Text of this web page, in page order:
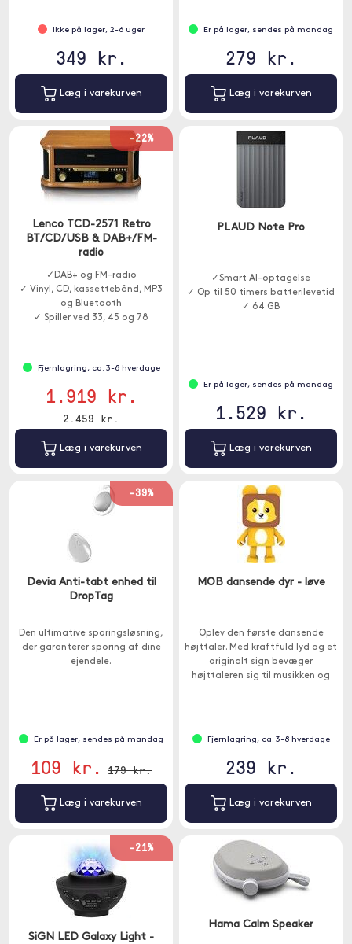
Ikke på lager, 2-6 uger
349 kr.
Læg i varekurven
Er på lager, sendes på mandag
279 kr.
Læg i varekurven
-22%
Lenco TCD-2571 Retro
BT/CD/USB & DAB+/FM-
radio
✓DAB+ og FM-radio
✓ Vinyl, CD, kassettebånd, MP3
og Bluetooth
✓ Spiller ved 33, 45 og 78
Fjernlagring, ca. 3-8 hverdage
1.919 kr.
2.459 kr.
Læg i varekurven
PLAUD Note Pro
✓Smart AI-optagelse
✓ Op til 50 timers batterilevetid
✓ 64 GB
Er på lager, sendes på mandag
1.529 kr.
Læg i varekurven
-39%
Devia Anti-tabt enhed til
DropTag
Den ultimative sporingsløsning,
der garanterer sporing af dine
ejendele.
Er på lager, sendes på mandag
109 kr. 179 kr.
Læg i varekurven
MOB dansende dyr - løve
Oplev den første dansende
højttaler. Med kraftfuld lyd og et
originalt sign bevæger
højttaleren sig til musikken og
Fjernlagring, ca. 3-8 hverdage
239 kr.
Læg i varekurven
-21%
SiGN LED Galaxy Light -
Hama Calm Speaker